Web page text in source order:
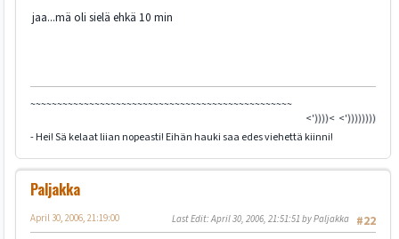
jaa...mä oli sielä ehkä 10 min
~~~~~~~~~~~~~~~~~~~~~~~~~~~~~~~~~~~~~~~~~~~~~~~~~
<'))))< <'))))))))))))))><
- Hei! Sä kelaat liian nopeasti! Eihän hauki saa edes viehettä kiinni!
Paljakka
#22
April 30, 2006, 21:19:00 Last Edit: April 30, 2006, 21:51:51 by Paljakka